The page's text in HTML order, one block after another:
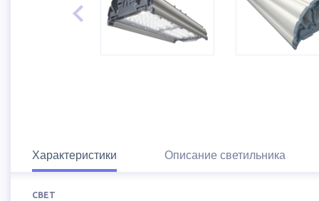
Характеристики Описание светильника
СВЕТ